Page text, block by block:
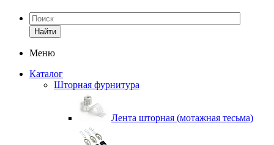
Найти
Меню
Каталог
Шторная фурнитура
Лента шторная (мотажная тесьма)